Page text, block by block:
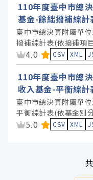
110年度臺中市總
基金-餘絀撥補綜
臺中市總決算附屬單
撥補綜計表(依撥補項
資料集評分：
4.0 CSV XML
110年度臺中市總
收入基金-平衡綜
臺中市總決算附屬單
平衡綜計表(依基金別
資料集評分：
5.0 CSV XML
共